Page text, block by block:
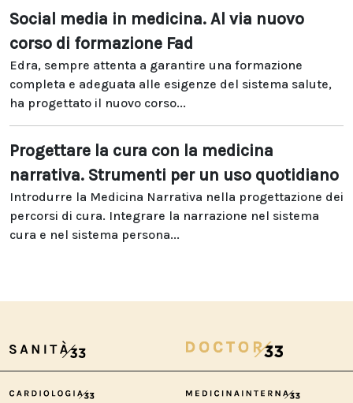
Social media in medicina. Al via nuovo
corso di formazione Fad
Edra, sempre attenta a garantire una formazione
completa e adeguata alle esigenze del sistema salute,
ha progettato il nuovo corso...
Progettare la cura con la medicina
narrativa. Strumenti per un uso quotidiano
Introdurre la Medicina Narrativa nella progettazione dei
percorsi di cura. Integrare la narrazione nel sistema
cura e nel sistema persona...